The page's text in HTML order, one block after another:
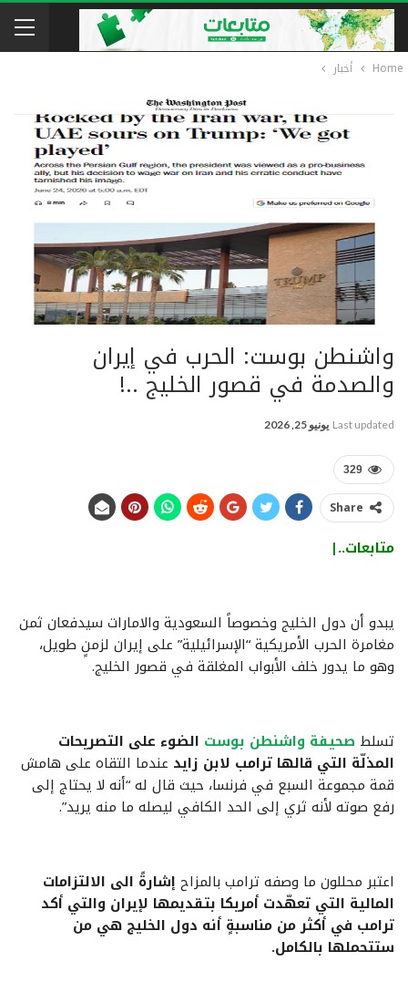
Home أخبار
واشنطن بوست: الحرب في إيران
والصدمة في قصور الخليج ..!
Last updated يونيو 25, 2026
329
Share
متابعات..|
يبدو أن دول الخليج وخصوصاً السعودية والامارات سيدفعان ثمن
مغامرة الحرب الأمريكية “الإسرائيلية” على إيران لزمنٍ طويل،
وهو ما يدور خلف الأبواب المغلقة في قصور الخليج.
تسلط صحيفة واشنطن بوست الضوء على التصريحات
المذلّة التي قالها ترامب لابن زايد عندما التقاه على هامش
قمة مجموعة السبع في فرنسا، حيث قال له “أنه لا يحتاج إلى
رفع صوته لأنه ثري إلى الحد الكافي ليصله ما منه يريد”.
اعتبر محللون ما وصفه ترامب بالمزاح إشارةً الى الالتزامات
المالية التي تعهّدت أمريكا بتقديمها لإيران والتي أكد
ترامب في أكثر من مناسبةٍ أنه دول الخليج هي من
ستتحملها بالكامل.